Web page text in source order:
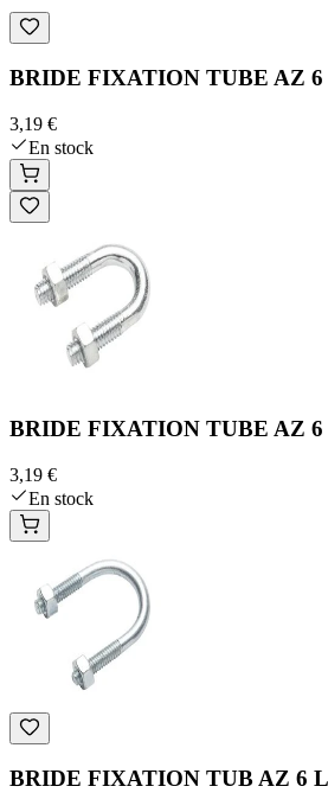
BRIDE FIXATION TUBE AZ 6
3,19 €
En stock
BRIDE FIXATION TUBE AZ 6
3,19 €
En stock
BRIDE FIXATION TUB AZ 6